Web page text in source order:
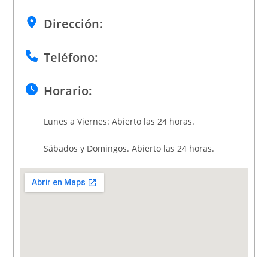
Dirección:
Teléfono:
Horario:
Lunes a Viernes: Abierto las 24 horas.
Sábados y Domingos. Abierto las 24 horas.